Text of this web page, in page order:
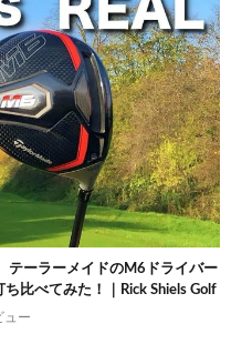
テーラーメイドのM6ドライバー
比べてみた！｜Rick Shiels Golf
ュー